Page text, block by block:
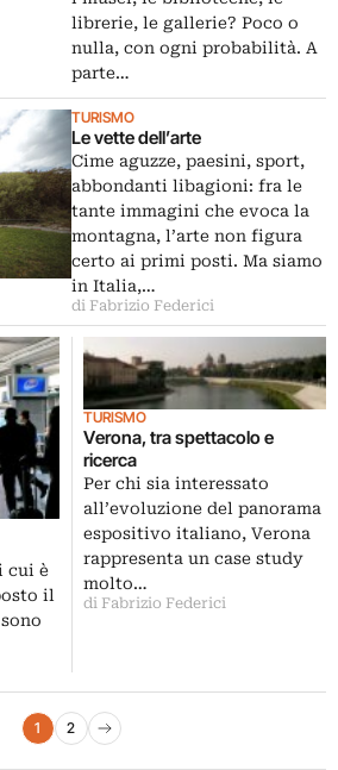
librerie, le gallerie? Poco o
nulla, con ogni probabilità. A
parte…
TURISMO
Le vette dell’arte
Cime aguzze, paesini, sport,
abbondanti libagioni: fra le
tante immagini che evoca la
montagna, l’arte non figura
certo ai primi posti. Ma siamo
in Italia,…
di Fabrizio Federici
cui è
il
TURISMO
Verona, tra spettacolo e
ricerca
Per chi sia interessato
all’evoluzione del panorama
espositivo italiano, Verona
rappresenta un case study
molto…
di Fabrizio Federici
articoli
1 2
Pagina successiva